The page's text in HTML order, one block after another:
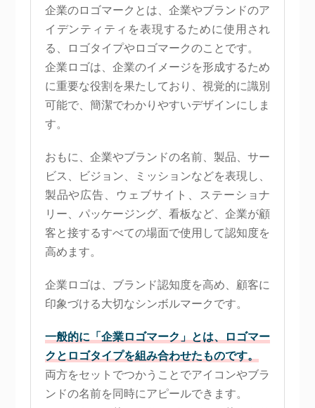
企業のロゴマークとは、企業やブランドのア
イデンティティを表現するために使用され
る、ロゴタイプやロゴマークのことです。
企業ロゴは、企業のイメージを形成するため
に重要な役割を果たしており、視覚的に識別
可能で、簡潔でわかりやすいデザインにしま
す。
おもに、企業やブランドの名前、製品、サー
ビス、ビジョン、ミッションなどを表現し、
製品や広告、ウェブサイト、ステーショナ
リー、パッケージング、看板など、企業が顧
客と接するすべての場面で使用して認知度を
高めます。
企業ロゴは、ブランド認知度を高め、顧客に
印象づける大切なシンボルマークです。
一般的に「企業ロゴマーク」とは、ロゴマー
クとロゴタイプを組み合わせたものです。
両方をセットでつかうことでアイコンやブラ
ンドの名前を同時にアピールできます。